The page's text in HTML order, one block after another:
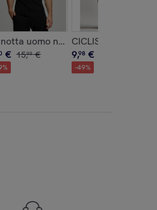
uomo no stress slim fit cotone
€ 15,99 €
%
CICLISTA ATHLETIC
9,98 €
-49%